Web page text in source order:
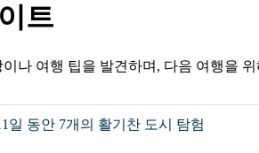
트
이나 여행 팁을 발견하며, 다음 여행을
일 동안 7개의 활기찬 도시 탐험